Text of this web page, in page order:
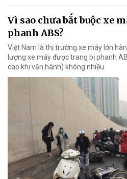
Vì sao chưa bắt buộc xe
phanh ABS?
Việt Nam là thị trường xe máy lớn
lượng xe máy được trang bị phanh
cao khi vận hành) không nhiều.